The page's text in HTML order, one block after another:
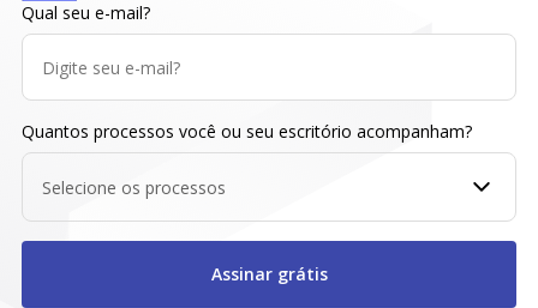
Qual seu e-mail?
Quantos processos você ou seu escritório acompanham?
Selecione os processos
Assinar grátis